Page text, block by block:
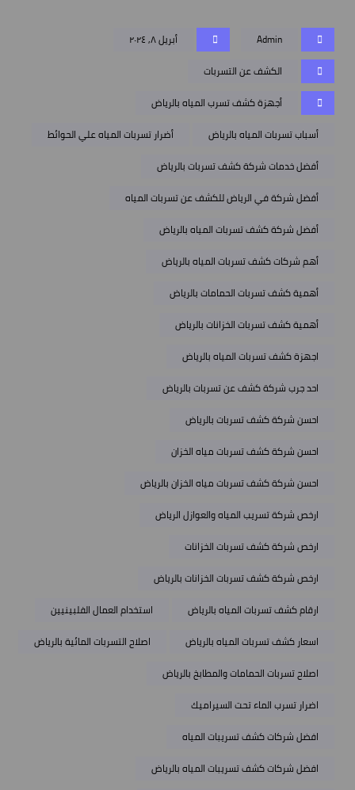
Admin
أبريل ٨, ٢٠٢٤
الكشف عن التسربات
أجهزة كشف تسرب المياه بالرياض
أسباب تسربات المياه بالرياض
أضرار تسربات المياه علي الحوائط
أفضل خدمات شركة كشف تسربات بالرياض
أفضل شركة في الرياض للكشف عن تسربات المياه
أفضل شركة كشف تسربات المياه بالرياض
أهم شركات كشف تسربات المياه بالرياض
أهمية كشف تسربات الحمامات بالرياض
أهمية كشف تسربات الخزانات بالرياض
اجهزة كشف تسربات المياه بالرياض
احد جرب شركة كشف عن تسربات بالرياض
احسن شركة كشف تسربات بالرياض
احسن شركة كشف تسربات مياه الخزان
احسن شركة كشف تسربات مياه الخزان بالرياض
ارخص شركة تسريب المياه والعوازل الرياض
ارخص شركة كشف تسربات الخزانات
ارخص شركة كشف تسربات الخزانات بالرياض
ارقام كشف تسربات المياه بالرياض
استخدام العمال الفلبينيين
اسعار كشف تسربات المياه بالرياض
اصلاح التسربات المائية بالرياض
اصلاح تسربات الحمامات والمطابخ بالرياض
اضرار تسرب الماء تحت السيراميك
افضل شركات كشف تسريبات المياه
افضل شركات كشف تسريبات المياه بالرياض